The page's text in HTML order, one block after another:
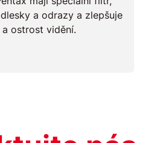
a odrazy a zlepšuje
ostrost vidění.